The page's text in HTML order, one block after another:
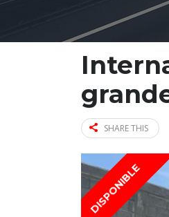
SHARE THIS
DISPONIBLE